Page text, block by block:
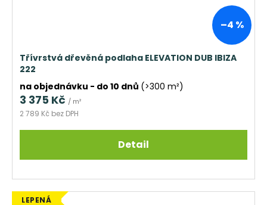
–4 %
Třívrstvá dřevěná podlaha ELEVATION DUB IBIZA
222
na objednávku - do 10 dnů (>300 m²)
2 789 Kč bez DPH
3 375 Kč / m²
Detail
LEPENÁ